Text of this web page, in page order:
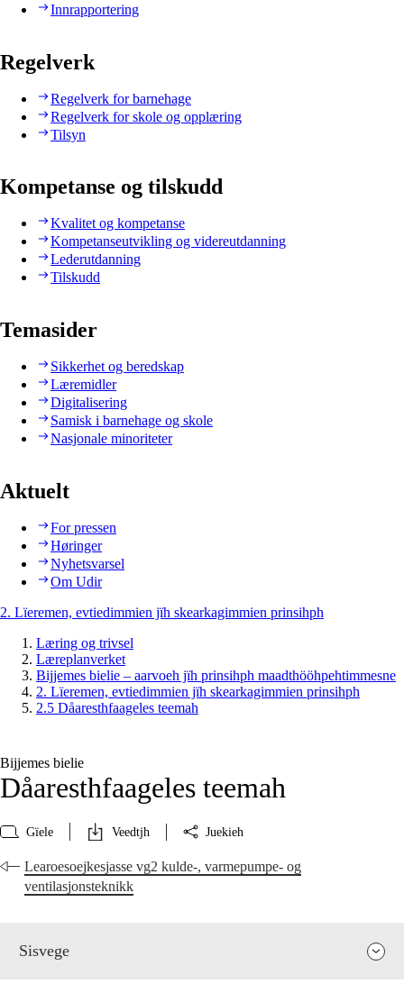
Innrapportering
Regelverk
Regelverk for barnehage
Regelverk for skole og opplæring
Tilsyn
Kompetanse og tilskudd
Kvalitet og kompetanse
Kompetanseutvikling og videreutdanning
Lederutdanning
Tilskudd
Temasider
Sikkerhet og beredskap
Læremidler
Digitalisering
Samisk i barnehage og skole
Nasjonale minoriteter
Aktuelt
For pressen
Høringer
Nyhetsvarsel
Om Udir
2. Lïeremen, evtiedimmien jïh skearkagimmien prinsihph
Læring og trivsel
Læreplanverket
Bijjemes bielie – aarvoeh jïh prinsihph maadthööhpehtimmesne
2. Lïeremen, evtiedimmien jïh skearkagimmien prinsihph
2.5 Dåaresthfaageles teemah
Bijjemes bielie
Dåaresthfaageles teemah
Gïele Veedtjh Juekieh
Learoesoejkesjasse vg2 kulde-, varmepumpe- og
ventilasjonsteknikk
Sisvege